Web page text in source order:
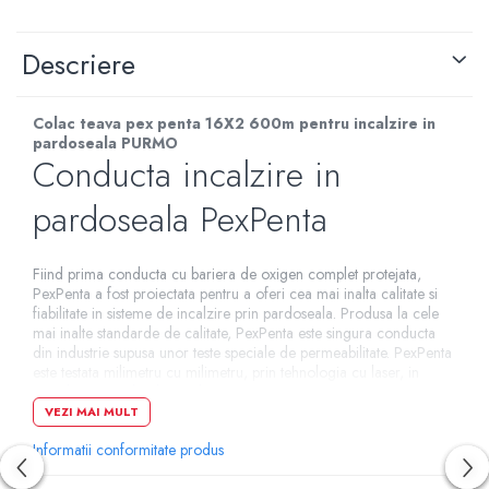
Descriere
Colac teava pex penta 16X2 600m pentru incalzire in
pardoseala PURMO
Conducta incalzire in
pardoseala PexPenta
Fiind prima conducta cu bariera de oxigen complet protejata,
PexPenta a fost proiectata pentru a oferi cea mai inalta calitate si
fiabilitate in sisteme de incalzire prin pardoseala. Produsa la cele
mai inalte standarde de calitate, PexPenta este singura conducta
din industrie supusa unor teste speciale de permeabilitate. PexPenta
Cele 5 straturi ale conductei PexPenta sunt extrudate simultan,
caracteristica unica in domeniu. Apoi, procesul de reticulare prin
bombardare cu electroni intareste conducta, oferind nu doar
durabilitate, ci si flexibilitate. Increderea noastra in calitatile acestei
VEZI MAI MULT
Informatii conformitate produs